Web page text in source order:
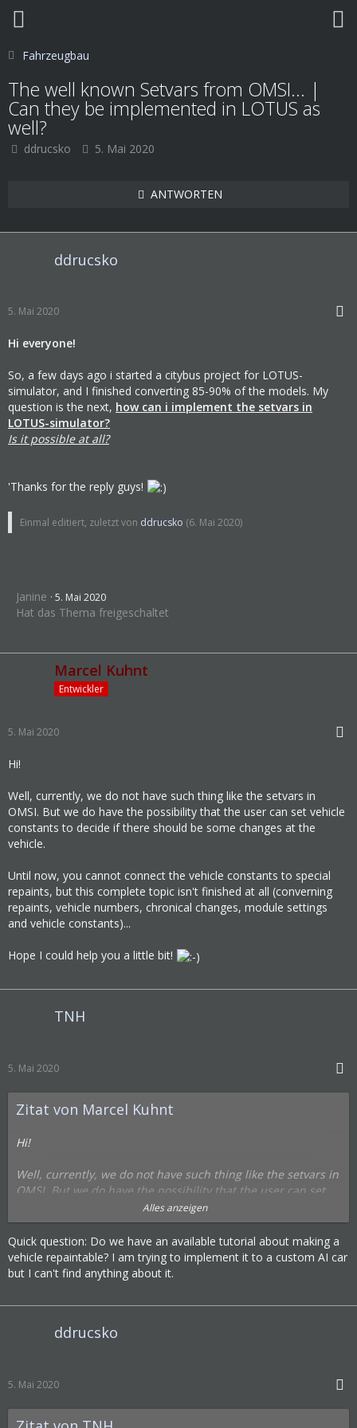
Fahrzeugbau
The well known Setvars from OMSI... |
Can they be implemented in LOTUS as
well?
ddrucsko 5. Mai 2020
ANTWORTEN
ddrucsko
5. Mai 2020
Hi everyone!
So, a few days ago i started a citybus project for LOTUS-
simulator, and I finished converting 85-90% of the models. My
question is the next, how can i implement the setvars in
LOTUS-simulator?
Is it possible at all?
'Thanks for the reply guys!
Einmal editiert, zuletzt von ddrucsko (6. Mai 2020)
Janine 5. Mai 2020
Hat das Thema freigeschaltet
Marcel Kuhnt
Entwickler
5. Mai 2020
Hi!
Well, currently, we do not have such thing like the setvars in
OMSI. But we do have the possibility that the user can set vehicle
constants to decide if there should be some changes at the
vehicle.
Until now, you cannot connect the vehicle constants to special
repaints, but this complete topic isn't finished at all (converning
repaints, vehicle numbers, chronical changes, module settings
and vehicle constants)...
Hope I could help you a little bit!
TNH
5. Mai 2020
Zitat von Marcel Kuhnt
Hi!
Well, currently, we do not have such thing like the setvars in
OMSI. But we do have the possibility that the user can set
vehicle constants to decide if there should be some changes
at the vehicle.
Until now, you cannot connect the vehicle constants to
special repaints, but this complete topic isn't finished at all
(converning repaints, vehicle numbers, chronical changes,
Hope I could help you a little bit!
Alles anzeigen
Quick question: Do we have an available tutorial about making a
vehicle repaintable? I am trying to implement it to a custom AI car
but I can't find anything about it.
ddrucsko
5. Mai 2020